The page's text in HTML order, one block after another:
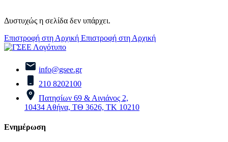
Δυστυχώς η σελίδα δεν υπάρχει.
Επιστροφή στη Αρχική Επιστροφή στη Αρχική
info@gsee.gr
210 8202100
Πατησίων 69 & Αινιάνος 2,
10434 Αθήνα, ΤΘ 3626, ΤΚ 10210
Ενημέρωση